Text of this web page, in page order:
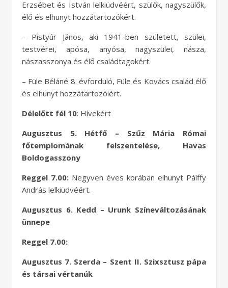
Erzsébet és István lelkiüdvéért, szülők, nagyszülők,
élő és elhunyt hozzátartozókért.
– Pistyúr János, aki 1941-ben született, szülei,
testvérei, apósa, anyósa, nagyszülei, násza,
nászasszonya és élő családtagokért.
– Füle Béláné 8. évforduló, Füle és Kovács család élő
és elhunyt hozzátartozóiért.
Délelőtt fél 10: Hívekért
Augusztus 5. Hétfő – Szűz Mária Római
főtemplomának felszentelése, Havas
Boldogasszony
Reggel 7.00: Negyven éves korában elhunyt Pálffy
András lelkiüdvéért.
Augusztus 6. Kedd – Urunk Színeváltozásának
ünnepe
Reggel 7.00:
Augusztus 7. Szerda – Szent II. Szixsztusz pápa
és társai vértanúk